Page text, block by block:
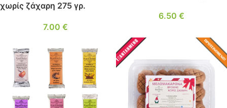
χωρίς ζάχαρη 275 γρ.
7.00 €
6.50 €
ΕΞΑΝΤΛ
ΗΜΈΝΟ
ΔΗΜΟΦΙΛ